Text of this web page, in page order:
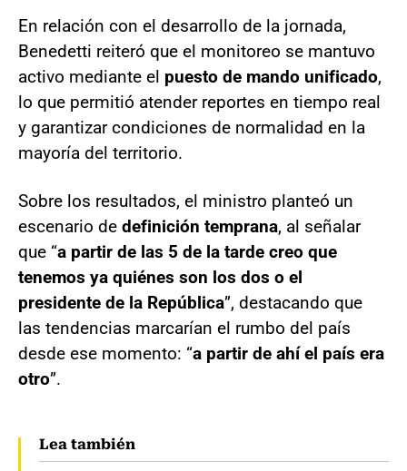
En relación con el desarrollo de la jornada,
Benedetti reiteró que el monitoreo se mantuvo
activo mediante el puesto de mando unificado,
lo que permitió atender reportes en tiempo real
y garantizar condiciones de normalidad en la
mayoría del territorio.
Sobre los resultados, el ministro planteó un
escenario de definición temprana, al señalar
que “a partir de las 5 de la tarde creo que
tenemos ya quiénes son los dos o el
presidente de la República”, destacando que
las tendencias marcarían el rumbo del país
desde ese momento: “a partir de ahí el país era
otro”.
Lea también